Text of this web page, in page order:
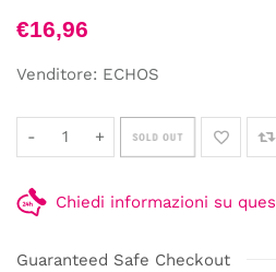
€16,96
Venditore: ECHOS
- + SOLD OUT
Chiedi informazioni su
Guaranteed Safe Checkout